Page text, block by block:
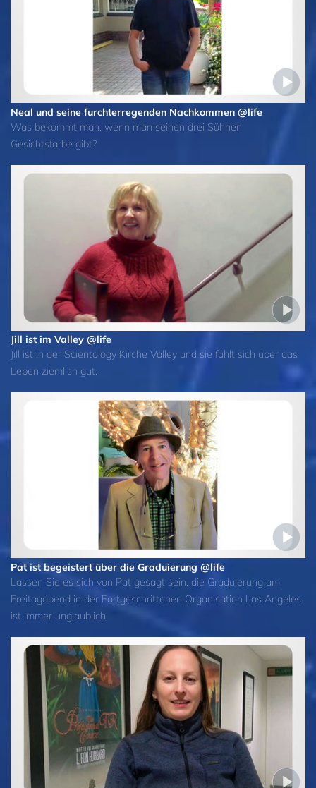
Neal und seine furchter­regenden Nachkommen @life
Was bekommt man, wenn man seinen drei Söhnen
Gesichtsfarbe gibt?
Jill ist im Valley @life
Jill ist in der Scientology Kirche Valley und sie fühlt sich über das
Leben ziemlich gut.
Pat ist begeistert über die Graduierung @life
Lassen Sie es sich von Pat gesagt sein, die Graduierung am
Freitagabend in der Fortgeschrittenen Organisation Los Angeles
ist immer unglaublich.